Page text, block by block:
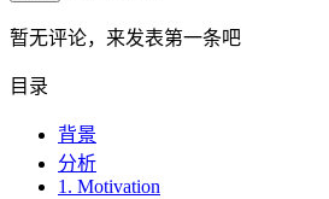
暂无评论，来发表第一条吧
目录
背景
分析
1. Motivation